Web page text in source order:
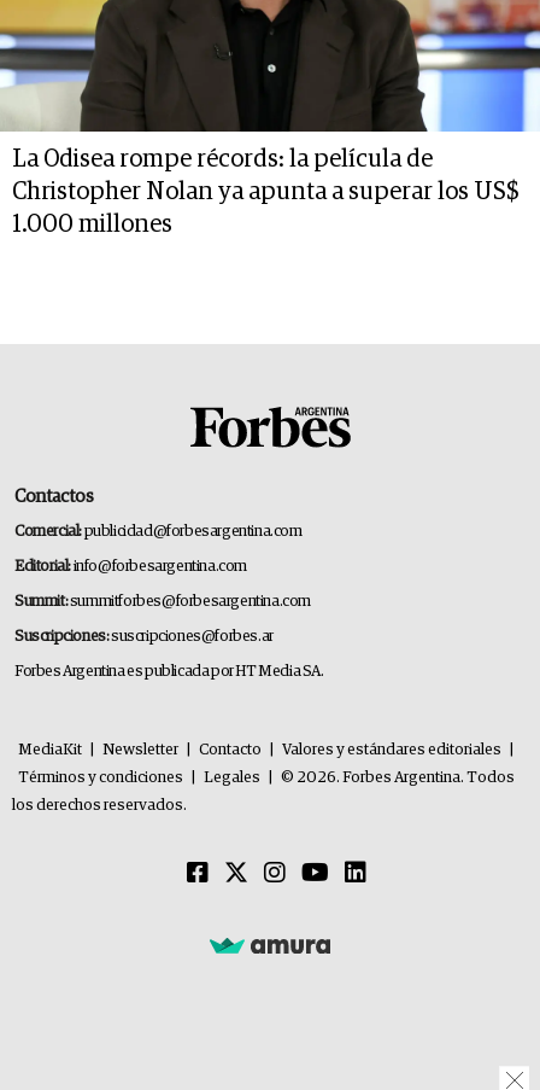
La Odisea rompe récords: la película de
Christopher Nolan ya apunta a superar los US$
1.000 millones
Contactos
Comercial:publicidad@forbesargentina.com
Editorial:info@forbesargentina.com
Summit:summitforbes@forbesargentina.com
Suscripciones:suscripciones@forbes.ar
Forbes Argentina es publicada por HT Media SA.
MediaKit Newsletter Contacto Valores y estándares editoriales
Términos y condiciones
Legales
© 2026. Forbes Argentina. Todos
los derechos reservados.